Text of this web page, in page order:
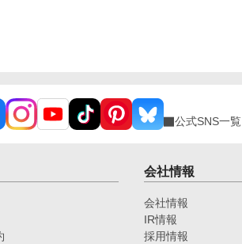
公式SNS一覧
会社情報
会社情報
IR情報
採用情報